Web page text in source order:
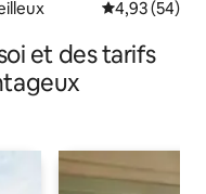
Évaluation
4,93 (54)
et des tarifs